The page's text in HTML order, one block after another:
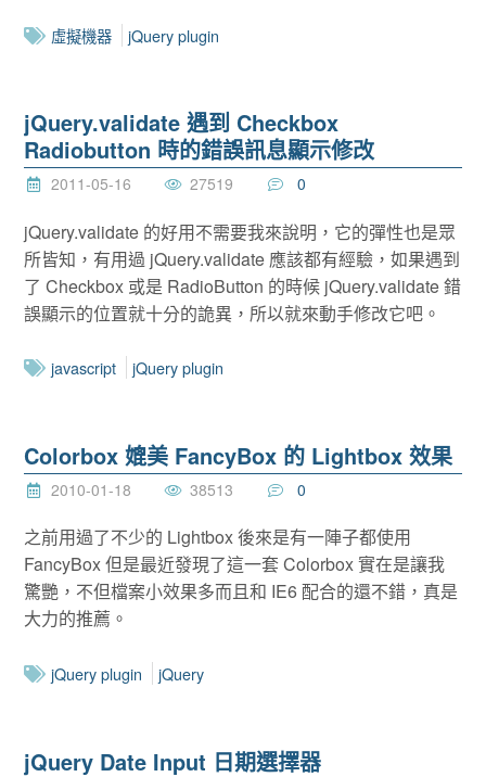
虛擬機器 jQuery plugin
jQuery.validate 遇到 Checkbox
Radiobutton 時的錯誤訊息顯示修改
2011-05-16 27519 0
jQuery.validate 的好用不需要我來說明，它的彈性也是眾
所皆知，有用過 jQuery.validate 應該都有經驗，如果遇到
了 Checkbox 或是 RadioButton 的時候 jQuery.validate 錯
誤顯示的位置就十分的詭異，所以就來動手修改它吧。
javascript jQuery plugin
Colorbox 媲美 FancyBox 的 Lightbox 效果
2010-01-18 38513 0
之前用過了不少的 Lightbox 後來是有一陣子都使用
FancyBox 但是最近發現了這一套 Colorbox 實在是讓我
驚艷，不但檔案小效果多而且和 IE6 配合的還不錯，真是
大力的推薦。
jQuery plugin jQuery
jQuery Date Input 日期選擇器